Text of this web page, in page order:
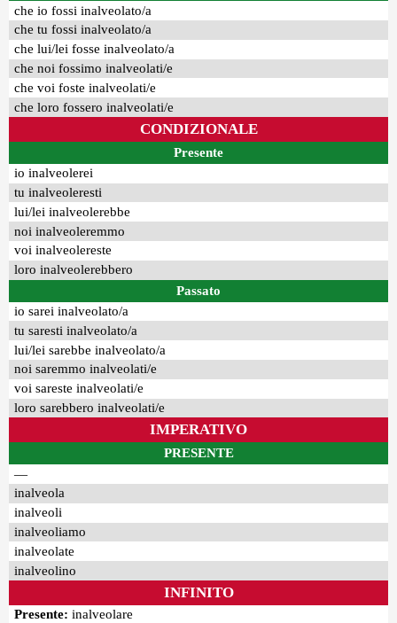
che io fossi inalveolato/a
che tu fossi inalveolato/a
che lui/lei fosse inalveolato/a
che noi fossimo inalveolati/e
che voi foste inalveolati/e
che loro fossero inalveolati/e
CONDIZIONALE
Presente
io inalveolerei
tu inalveoleresti
lui/lei inalveolerebbe
noi inalveoleremmo
voi inalveolereste
loro inalveolerebbero
Passato
io sarei inalveolato/a
tu saresti inalveolato/a
lui/lei sarebbe inalveolato/a
noi saremmo inalveolati/e
voi sareste inalveolati/e
loro sarebbero inalveolati/e
IMPERATIVO
PRESENTE
—
inalveola
inalveoli
inalveoliamo
inalveolate
inalveolino
INFINITO
Presente: inalveolare